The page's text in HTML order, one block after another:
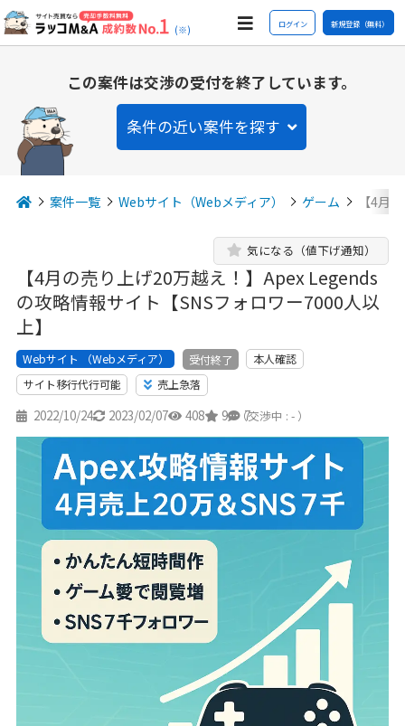
(※) ログイン 新規登録（無料）
この案件は交渉の受付を終了しています。
条件の近い案件を探す
案件一覧 Webサイト（Webメディア） ゲーム 【4月
【4月の売り上げ20万越え！】Apex Legends
の攻略情報サイト【SNSフォロワー7000人以
上】
気になる（値下げ通知）
Webサイト （Webメディア） 受付終了
本人確認
サイト移行代行可能
売上急落
2022/10/24 2023/02/07 408 9 7
（交渉中 : - ）